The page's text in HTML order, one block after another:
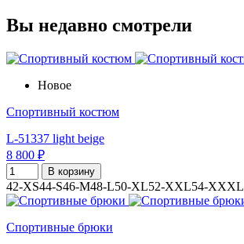
Вы недавно смотрели
Новое
Спортивный костюм
L-51337 light beige
8 800 ₽
В корзину
42-XS44-S46-M48-L50-XL52-XXL54-XXXL
Спортивные брюки